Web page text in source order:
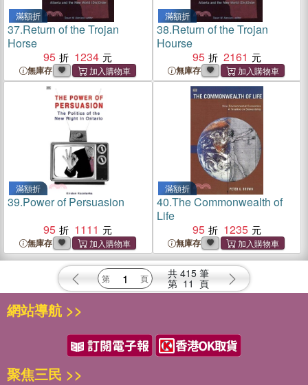
滿額折
37.Return of the Trojan
Horse
95
1234
無庫存
滿額折
38.Return of the Trojan
Hourse
95
2161
無庫存
滿額折
39.Power of Persuasion
95
1111
無庫存
滿額折
40.The Commonwealth of
Life
95
1235
無庫存
共 415 筆
第 11 頁
網站導航 >>
聚焦三民 >>